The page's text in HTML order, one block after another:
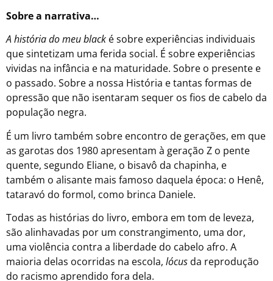
Sobre a narrativa…
A história do meu black é sobre experiências individuais
que sintetizam uma ferida social. É sobre experiências
vividas na infância e na maturidade. Sobre o presente e
o passado. Sobre a nossa História e tantas formas de
opressão que não isentaram sequer os fios de cabelo da
população negra.
É um livro também sobre encontro de gerações, em que
as garotas dos 1980 apresentam à geração Z o pente
quente, segundo Eliane, o bisavô da chapinha, e
também o alisante mais famoso daquela época: o Henê,
tataravó do formol, como brinca Daniele.
Todas as histórias do livro, embora em tom de leveza,
são alinhavadas por um constrangimento, uma dor,
uma violência contra a liberdade do cabelo afro. A
maioria delas ocorridas na escola, lócus da reprodução
do racismo aprendido fora dela.